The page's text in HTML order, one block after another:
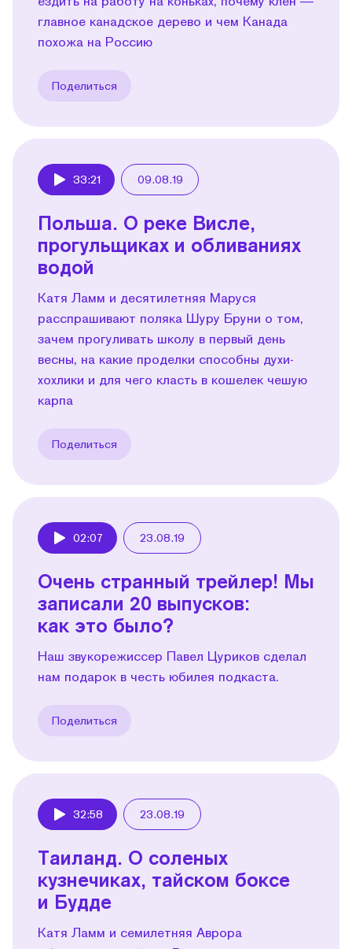
главное канадское дерево и чем Канада
похожа на Россию
Поделиться
33:21 09.08.19
Польша. О реке Висле,
прогульщиках и обливаниях
водой
Катя Ламм и десятилетняя Маруся
расспрашивают поляка Шуру Бруни о том,
зачем прогуливать школу в первый день
весны, на какие проделки способны духи-
хохлики и для чего класть в кошелек чешую
карпа
Поделиться
02:07 23.08.19
Очень странный трейлер! Мы
записали 20 выпусков:
как это было?
Наш звукорежиссер Павел Цуриков сделал
нам подарок в честь юбилея подкаста.
Поделиться
32:58 23.08.19
Таиланд. О соленых
кузнечиках, тайском боксе
и Будде
Катя Ламм и семилетняя Аврора